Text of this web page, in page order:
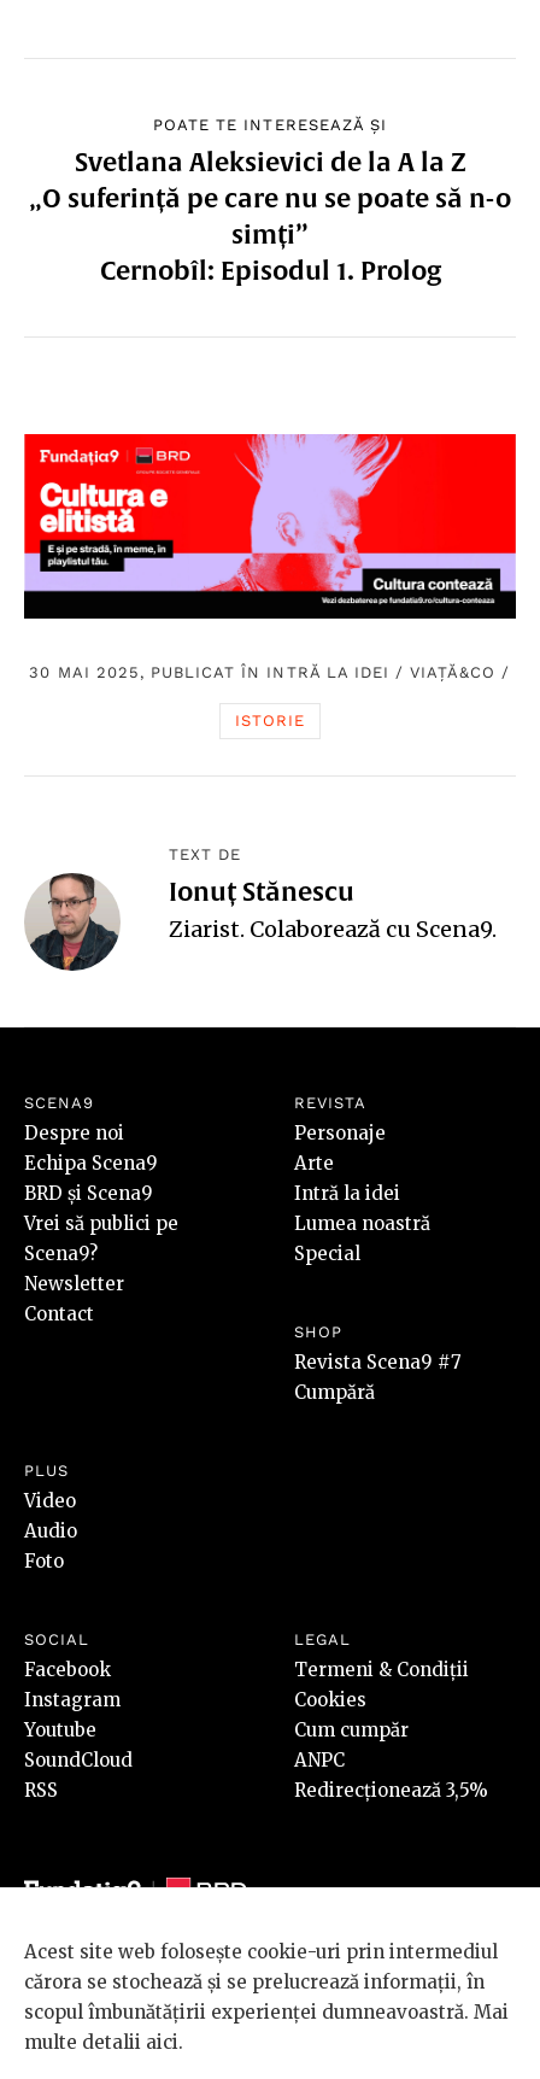
POATE TE INTERESEAZĂ ȘI
Svetlana Aleksievici de la A la Z
„O suferință pe care nu se poate să n-o
simți”
Cernobîl: Episodul 1. Prolog
30 MAI 2025, PUBLICAT ÎN INTRĂ LA IDEI /VIAȚĂ&CO /
ISTORIE
TEXT DE
Ionuț Stănescu
Ziarist. Colaborează cu Scena9.
SCENA9
Despre noi
Echipa Scena9
BRD și Scena9
Vrei să publici pe
Scena9?
Newsletter
Contact
REVISTA
Personaje
Arte
Intră la idei
Lumea noastră
Special
SHOP
Revista Scena9 #7
Cumpără
PLUS
Video
Audio
Foto
SOCIAL
Facebook
Instagram
Youtube
SoundCloud
RSS
LEGAL
Termeni & Condiții
Cookies
Cum cumpăr
ANPC
Redirecționează 3,5%
© 2026 BRD Groupe Société Générale, toate drepturile rezervate.
Scena 9 este un proiect sustinut de
BRD GROUPE SOCIÉTÉ
GÉNÉRALE
Acest site web folosește cookie-uri prin intermediul
cărora se stochează și se prelucrează informații, în
scopul îmbunătățirii experienței dumneavoastră. Mai
multe detalii aici.